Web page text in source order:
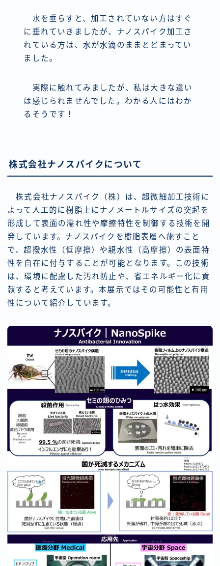
水を垂らすと、加工されていない方はすぐ
に垂れていきましたが、ナノスパイク加工さ
れている方は、水が水滴のままとどまってい
ました。
実際に触れてみましたが、私は大きな違い
は感じられませんでした。わかる人にはわか
るそうです！
株式会社ナノスパイクについて
株式会社ナノスパイク（株）は、超微細加工技術に
よって人工的に樹脂上にナノメートルサイズの突起を
形成して表面の濡れ性や摩擦特性を制御する技術を開
発しています。ナノスパイクを樹脂表層へ施すこと
で、超撥水性（低摩擦）や親水性（高摩擦）の表面特
性を自在に付与することが可能となります。この技術
は、環境に配慮した汚れ防止や、省エネルギー化に貢
献すると考えています。本展示ではその可能性と有用
性について紹介しています。